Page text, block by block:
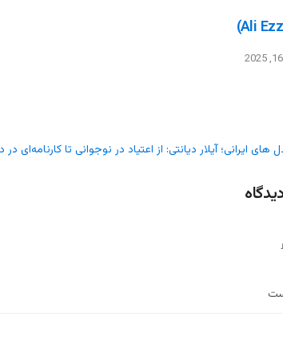
های ایرانی؛ آیلار دیانتی: از اعتیاد در نوجوانی تا